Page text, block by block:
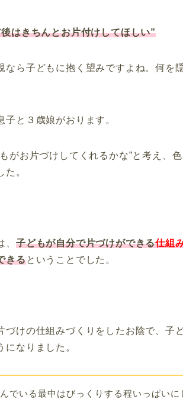
はきちんとお片付けしてほしい”
なら子どもに抱く望みですよね。何を
子と３歳娘がおります。
がお片づけしてくれるかな”と考え、
た。
子どもが自分で片づけができる仕組
きるということでした。
づけの仕組みづくりをしたお陰で、子
になりました。
でいる最中はびっくりする程いっぱい